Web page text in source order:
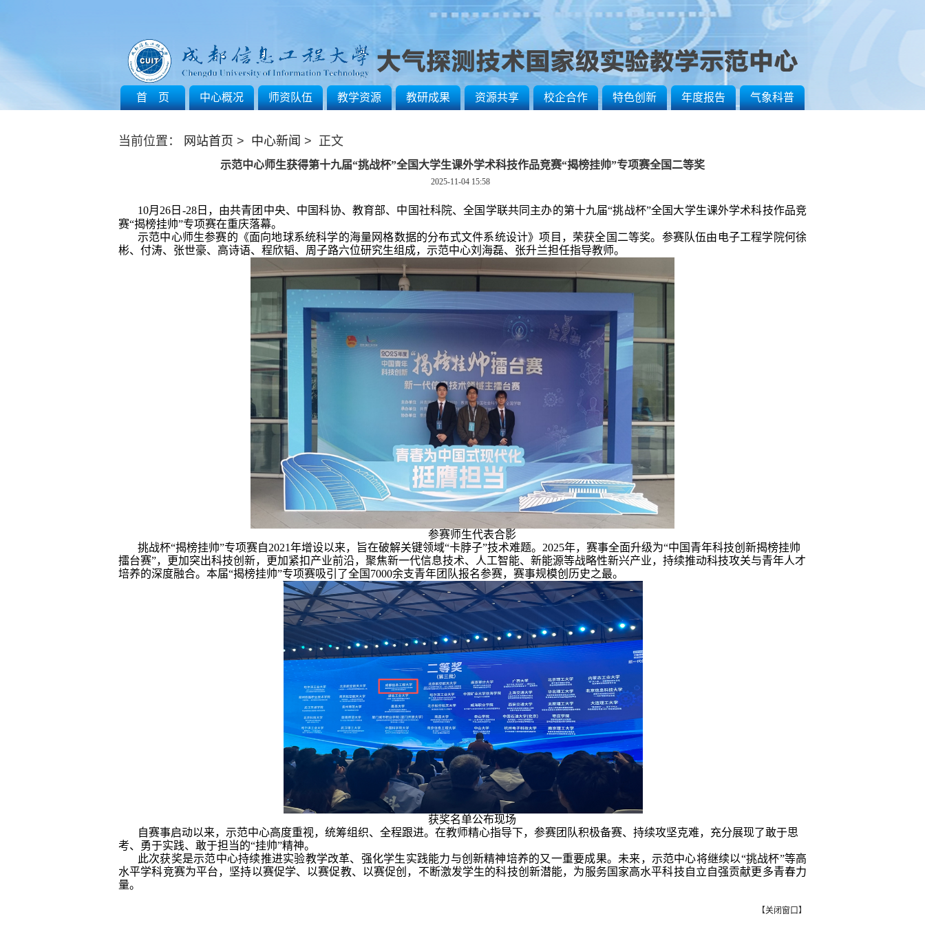
首 页 中心概况 师资队伍 教学资源 教研成果 资源共享 校企合作 特色创新 年度报告 气象科普
当前位置： 网站首页 > 中心新闻 > 正文
示范中心师生获得第十九届“挑战杯”全国大学生课外学术科技作品竞赛“揭榜挂帅”专项赛全国二等奖
2025-11-04 15:58
10月26日-28日，由共青团中央、中国科协、教育部、中国社科院、全国学联共同主办的第十九届“挑战杯”全国大学生课外学术科技作品竞
赛“揭榜挂帅”专项赛在重庆落幕。
示范中心师生参赛的《面向地球系统科学的海量网格数据的分布式文件系统设计》项目，荣获全国二等奖。参赛队伍由电子工程学院何徐
彬、付涛、张世豪、高诗语、程欣韬、周子路六位研究生组成，示范中心刘海磊、张升兰担任指导教师。
参赛师生代表合影
挑战杯“揭榜挂帅”专项赛自2021年增设以来，旨在破解关键领域“卡脖子”技术难题。2025年，赛事全面升级为“中国青年科技创新揭榜挂帅
擂台赛”，更加突出科技创新，更加紧扣产业前沿，聚焦新一代信息技术、人工智能、新能源等战略性新兴产业，持续推动科技攻关与青年人才
培养的深度融合。本届“揭榜挂帅”专项赛吸引了全国7000余支青年团队报名参赛，赛事规模创历史之最。
获奖名单公布现场
自赛事启动以来，示范中心高度重视，统筹组织、全程跟进。在教师精心指导下，参赛团队积极备赛、持续攻坚克难，充分展现了敢于思
考、勇于实践、敢于担当的“挂帅”精神。
此次获奖是示范中心持续推进实验教学改革、强化学生实践能力与创新精神培养的又一重要成果。未来，示范中心将继续以“挑战杯”等高
水平学科竞赛为平台，坚持以赛促学、以赛促教、以赛促创，不断激发学生的科技创新潜能，为服务国家高水平科技自立自强贡献更多青春力
量。
【关闭窗口】